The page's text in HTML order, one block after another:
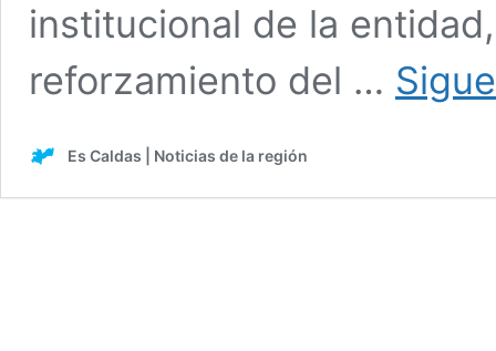
institucional de la
reforzamiento del …
Es Caldas | Noticias de la región